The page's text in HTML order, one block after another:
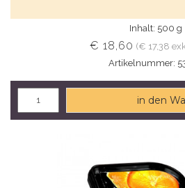
Inhalt: 500 g
€ 18,60 (€ 17,38
Artikelnummer:
in den